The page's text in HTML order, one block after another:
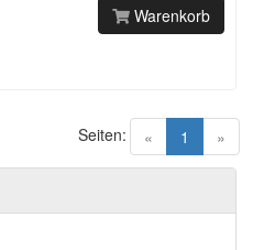
Warenkorb
« 1 (current)
»
Seiten: